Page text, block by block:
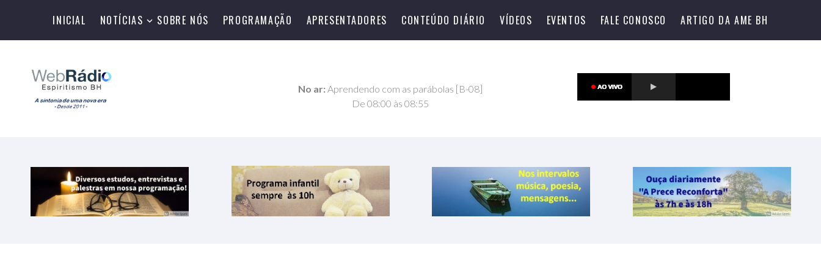
INICIAL NOTÍCIAS SOBRE NÓS PROGRAMAÇÃO APRESENTADORES CONTEÚDO DIÁRIO VÍDEOS EVENTOS FALE CONOSCO ARTIGO DA AME BH
No ar: Aprendendo com as parábolas [B-08]
De 08:00 às 08:55